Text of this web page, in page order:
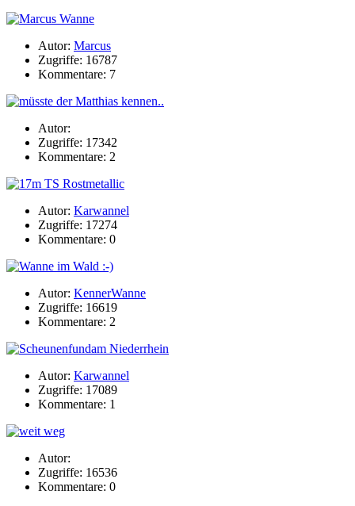
Autor: Marcus
Zugriffe: 16787
Kommentare: 7
Autor:
Zugriffe: 17342
Kommentare: 2
Autor: Karwannel
Zugriffe: 17274
Kommentare: 0
Autor: KennerWanne
Zugriffe: 16619
Kommentare: 2
Autor: Karwannel
Zugriffe: 17089
Kommentare: 1
Autor:
Zugriffe: 16536
Kommentare: 0